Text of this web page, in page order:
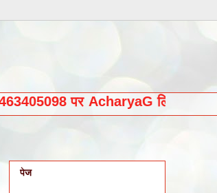
करने के लिये 9463405098 पर
पेज